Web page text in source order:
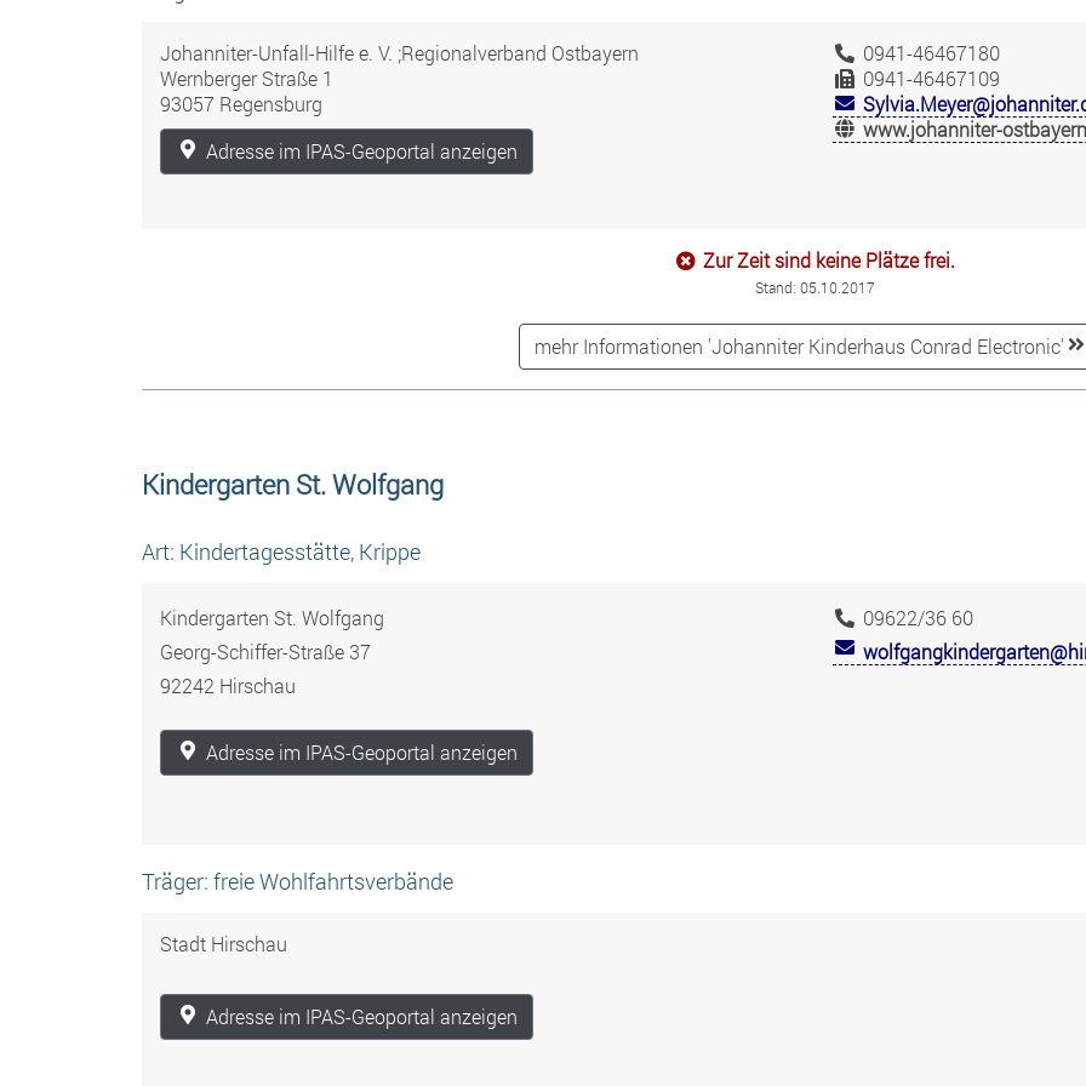
Johanniter-Unfall-Hilfe e. V. ;Regionalverband Ostbayern
Wernberger Straße 1
93057 Regensburg
Adresse im IPAS-Geoportal anzeigen
0941-46467180
0941-46467109
www.johanniter-
Zur Zeit sind keine Plätze frei.
Stand: 05.10.2017
mehr Informationen 'Johanniter Kinderhaus Conrad Electronic'
Kindergarten St. Wolfgang
Art: Kindertagesstätte, Krippe
Kindergarten St. Wolfgang
Georg-Schiffer-Straße 37
92242 Hirschau
Adresse im IPAS-Geoportal anzeigen
09622/36 60
Träger: freie Wohlfahrtsverbände
Stadt Hirschau
Adresse im IPAS-Geoportal anzeigen